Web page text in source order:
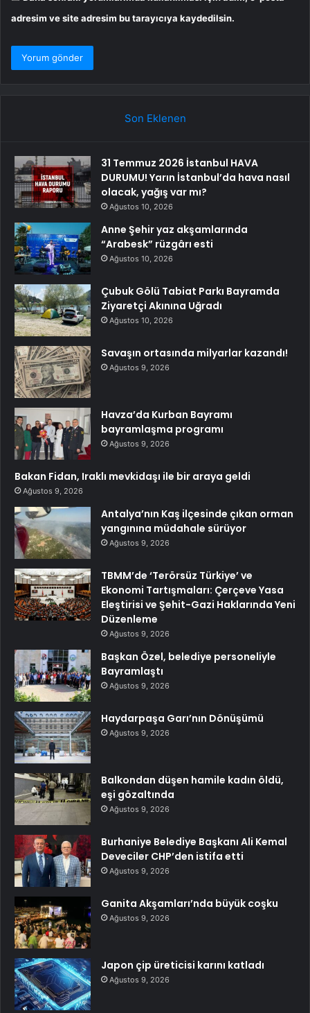
adresim ve site adresim bu tarayıcıya kaydedilsin.
Son Eklenen
31 Temmuz 2026 İstanbul HAVA
DURUMU! Yarın İstanbul’da hava nasıl
olacak, yağış var mı?
Ağustos 10, 2026
Anne Şehir yaz akşamlarında
“Arabesk” rüzgârı esti
Ağustos 10, 2026
Çubuk Gölü Tabiat Parkı Bayramda
Ziyaretçi Akınına Uğradı
Ağustos 10, 2026
Savaşın ortasında milyarlar kazandı!
Ağustos 9, 2026
Havza’da Kurban Bayramı
bayramlaşma programı
Ağustos 9, 2026
Bakan Fidan, Iraklı mevkidaşı ile bir araya geldi
Ağustos 9, 2026
Antalya’nın Kaş ilçesinde çıkan orman
yangınına müdahale sürüyor
Ağustos 9, 2026
TBMM’de ‘Terörsüz Türkiye’ ve
Ekonomi Tartışmaları: Çerçeve Yasa
Eleştirisi ve Şehit-Gazi Haklarında Yeni
Düzenleme
Ağustos 9, 2026
Başkan Özel, belediye personeliyle
Bayramlaştı
Ağustos 9, 2026
Haydarpaşa Garı’nın Dönüşümü
Ağustos 9, 2026
Balkondan düşen hamile kadın öldü,
eşi gözaltında
Ağustos 9, 2026
Burhaniye Belediye Başkanı Ali Kemal
Deveciler CHP’den istifa etti
Ağustos 9, 2026
Ganita Akşamları’nda büyük coşku
Ağustos 9, 2026
Japon çip üreticisi karını katladı
Ağustos 9, 2026